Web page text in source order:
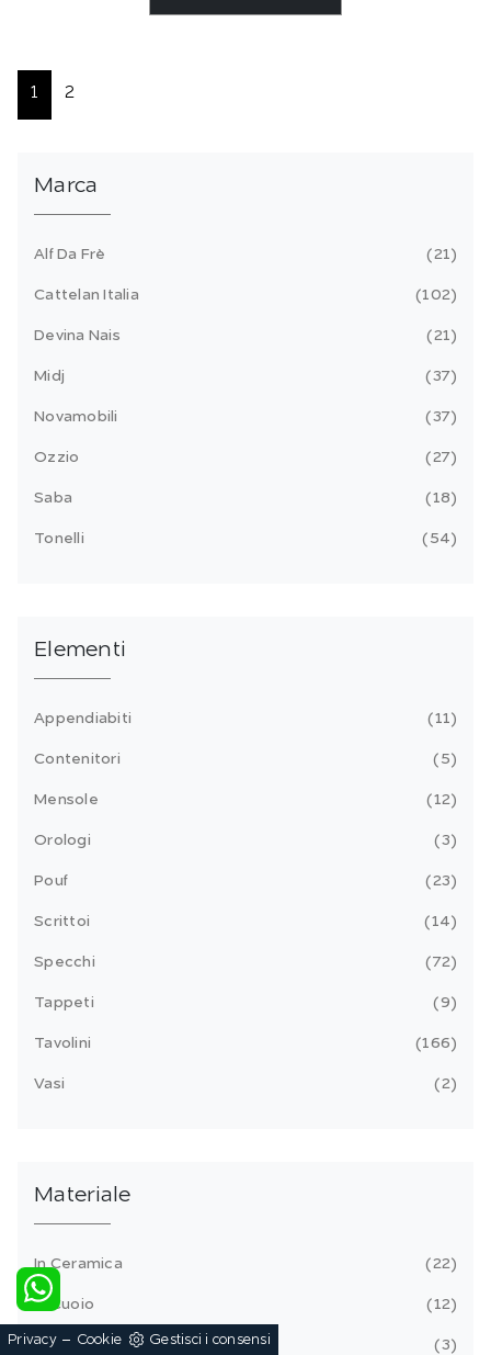
1 2
Marca
Alf Da Frè 21
Cattelan Italia 102
Devina Nais 21
Midj 37
Novamobili 37
Ozzio 27
Saba 18
Tonelli 54
Elementi
Appendiabiti 11
Contenitori 5
Mensole 12
Orologi 3
Pouf 23
Scrittoi 14
Specchi 72
Tappeti 9
Tavolini 166
Vasi 2
Materiale
In Ceramica 22
In Cuoio 12
In Ecopelle 3
Privacy- Cookie Gestisci i consensi